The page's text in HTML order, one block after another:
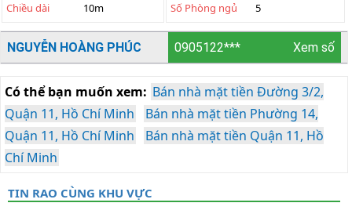
Chiều dài 10m Số Phòng ngủ 5
NGUYỄN HOÀNG PHÚC 0905122*** Xem số
Có thể bạn muốn xem: Bán nhà mặt tiền Đường 3/2,
Quận 11, Hồ Chí Minh
Bán nhà mặt tiền Phường 14,
Quận 11, Hồ Chí Minh
Bán nhà mặt tiền Quận 11, Hồ
Chí Minh
TIN RAO CÙNG KHU VỰC